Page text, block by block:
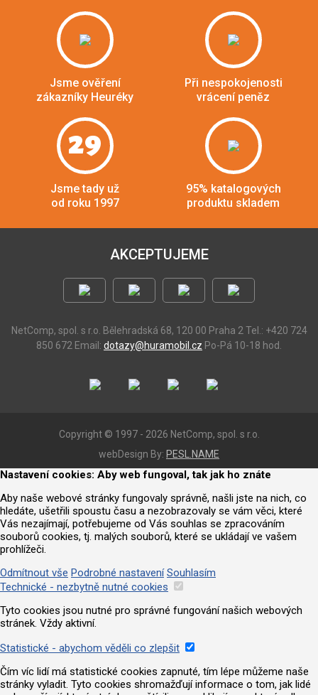
Jsme ověření
zákazníky Heuréky
Při nespokojenosti
vrácení peněz
29
Jsme tady už
od roku 1997
95% katalogových
produktu skladem
AKCEPTUJEME
NetComp, spol. s r.o. Bělehradská 68, 120 00 Praha 2 Tel.: +420 724
850 672 Email: dotazy@huramobil.cz Po-Pá 10-18 hod.
Copyright © 1997 - 2026 NetComp, spol. s r.o.
webDesign By: PESL.NAME
Nastavení cookies: Aby web fungoval, tak jak ho znáte
Aby naše webové stránky fungovaly správně, našli jste na nich, co
hledáte, ušetřili spoustu času a nezobrazovaly se vám věci, které
Vás nezajímají, potřebujeme od Vás souhlas se zpracováním
souborů cookies, tj. malých souborů, které se ukládají ve vašem
prohlížeči.
Odmítnout vše Podrobné nastavení Souhlasím
Technické - nezbytně nutné cookies
Tyto cookies jsou nutné pro správné fungování našich webových
stránek. Vždy aktivní.
Statistické - abychom věděli co zlepšit
Čím víc lidí má statistické cookies zapnuté, tím lépe můžeme naše
stránky vyladit. Tyto cookies shromažďují informace o tom, jak lidé